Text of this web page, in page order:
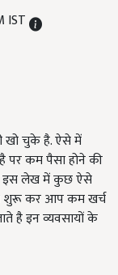
IST
खो चुके है. ऐसे में
कम पैसा होने की
इस लेख में कुछ ऐसे
शुरू कर आप कम खर्च
है इन व्यवसायों के